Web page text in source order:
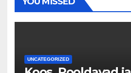
UNCATEGORIZED